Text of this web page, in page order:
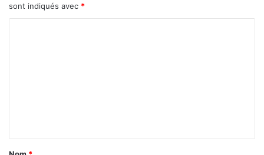
sont indiqués avec *
a